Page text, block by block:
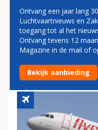
PEGASUS
LIJNDIENST
EINDHOVEN
Ontvang een jaar lang
Luchtvaartnieuws en
toegang tot al het
Ontvang tevens 12
Magazine in de mail of
Bekijk aanbieding